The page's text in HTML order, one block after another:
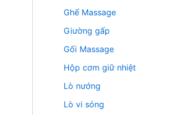
Ghế Massage
Giường gấp
Gối Massage
Hộp cơm giữ nhiệt
Lò nướng
Lò vi sóng